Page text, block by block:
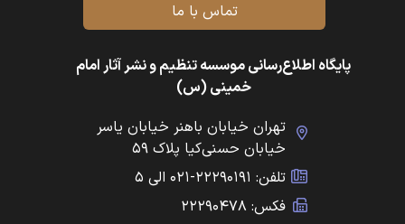
تماس با ما
پایگاه اطلاع‌رسانی موسسه تنظیم و نشر آثار امام
خمینی (س)
تهران خیابان باهنر خیابان یاسر
خیابان حسنی‌کیا پلاک ۵۹
تلفن: ۲۲۲۹۰۱۹۱-۰۲۱ الی ۵
فکس: ۲۲۲۹۰۴۷۸